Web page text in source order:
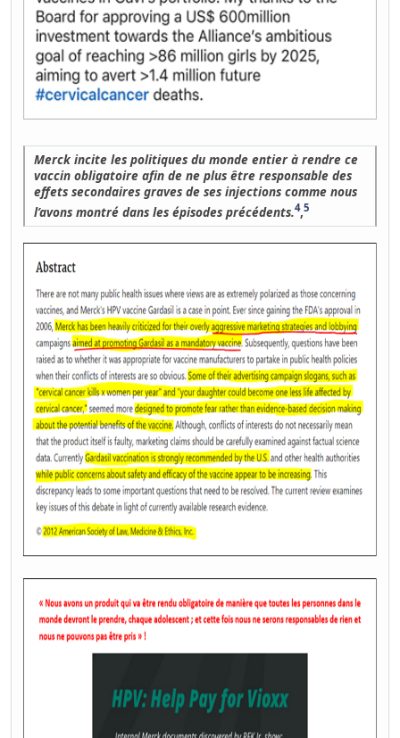
Merck incite les politiques du monde entier à rendre ce
vaccin obligatoire afin de ne plus être responsable des
effets secondaires graves de ses injections comme nous
l’avons montré dans les épisodes précédents.4,5